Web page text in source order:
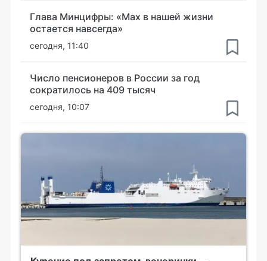
Глава Минцифры: «Мах в нашей жизни
остается навсегда»
сегодня, 11:40
Число пенсионеров в России за год
сократилось на 409 тысяч
сегодня, 10:07